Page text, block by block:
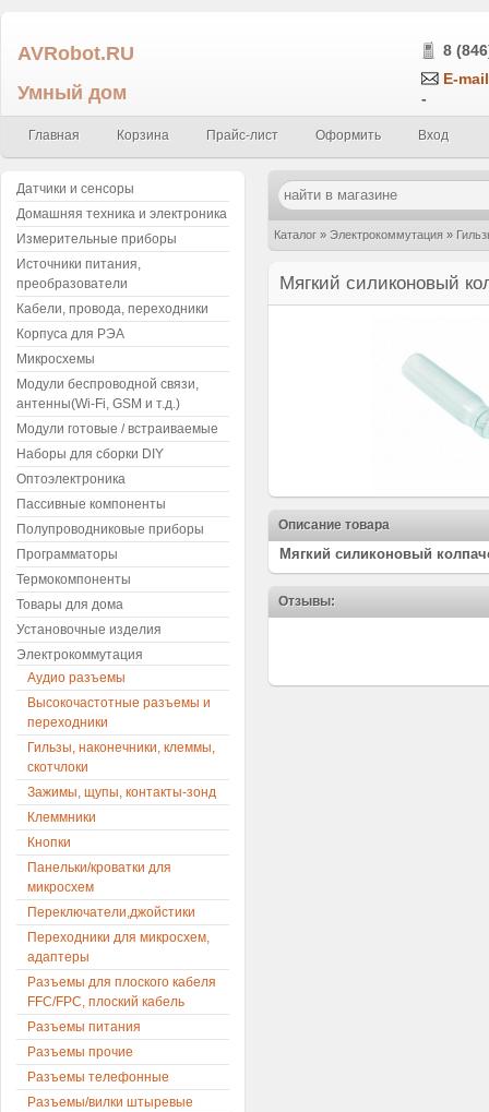
AVRobot.RU
Умный дом
8
E-
-
Главная Корзина Прайс-лист Оформить Вход
Каталог » Электрокоммутация »
Мягкий силиконовый
Описание товара
Мягкий силиконовый
Отзывы:
Датчики и сенсоры
Домашняя техника и электроника
Измерительные приборы
Источники питания,
преобразователи
Кабели, провода, переходники
Корпуса для РЭА
Микросхемы
Модули беспроводной связи,
антенны(Wi-Fi, GSM и т.д.)
Модули готовые / встраиваемые
Наборы для сборки DIY
Оптоэлектроника
Пассивные компоненты
Полупроводниковые приборы
Программаторы
Термокомпоненты
Товары для дома
Установочные изделия
Электрокоммутация
Аудио разъемы
Высокочастотные разъемы и
переходники
Гильзы, наконечники, клеммы,
скотчлоки
Зажимы, щупы, контакты-зонд
Клеммники
Кнопки
Панельки/кроватки для
микросхем
Переключатели,джойстики
Переходники для микросхем,
адаптеры
Разъемы для плоского кабеля
FFC/FPC, плоский кабель
Разъемы питания
Разъемы прочие
Разъемы телефонные
Разъемы/вилки штыревые